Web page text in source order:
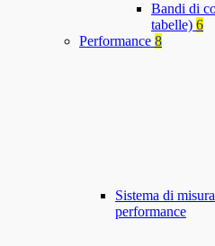
Bandi di
tabelle) 6
Performance 8
Sistema di
performance